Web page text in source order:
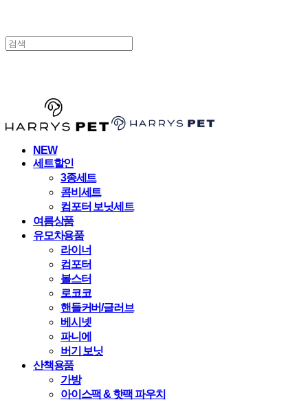
NEW
세트할인
3종세트
콤비세트
컴포터 보닛세트
여름상품
유모차용품
라이너
컴포터
볼스터
로코코
핸들커버/글러브
베시넷
파니에
버기 보닛
산책용품
가방
아이스팩 & 핫팩 파우치